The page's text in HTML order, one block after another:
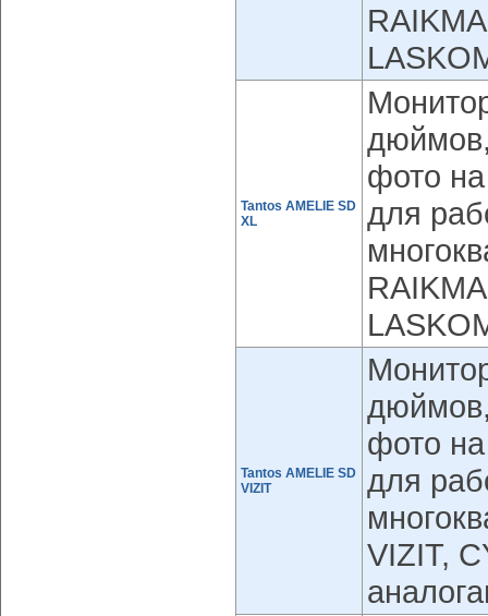
Tantos AMELIE SD
XL
фото
для
Tantos AMELIE SD
VIZIT
фото
для
VIZIT,